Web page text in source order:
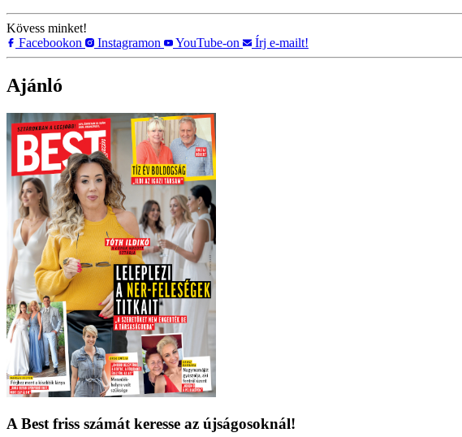
Kövess minket!
Facebookon
Instagramon YouTube-on Írj e-mailt!
Ajánló
A Best friss számát keresse az újságosoknál!